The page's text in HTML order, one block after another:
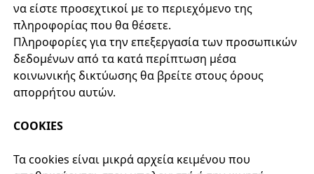
να είστε προσεχτικοί με το περιεχόμενο της
πληροφορίας που θα θέσετε.
Πληροφορίες για την επεξεργασία των προσωπικών
δεδομένων από τα κατά περίπτωση μέσα
κοινωνικής δικτύωσης θα βρείτε στους όρους
απορρήτου αυτών.
COOKIES
Τα cookies είναι μικρά αρχεία κειμένου που